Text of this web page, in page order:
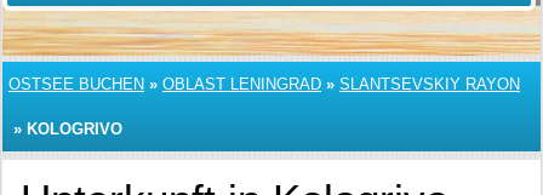
OSTSEE BUCHEN » OBLAST LENINGRAD » SLANTSEVSKIY RAYON
» KOLOGRIVO